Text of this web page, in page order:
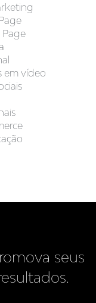
em vídeo
seus